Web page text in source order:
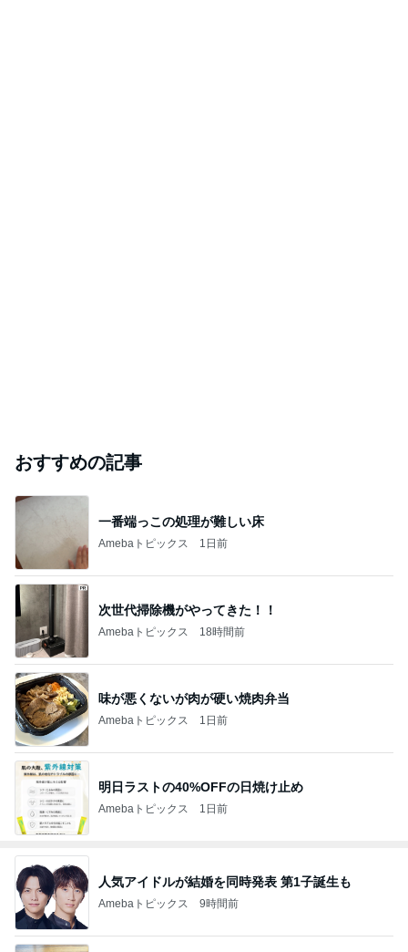
おすすめの記事
一番端っこの処理が難しい床
Amebaトピックス 1日前
次世代掃除機がやってきた！！
Amebaトピックス 18時間前
味が悪くないが肉が硬い焼肉弁当
Amebaトピックス 1日前
明日ラストの40%OFFの日焼け止め
Amebaトピックス 1日前
人気アイドルが結婚を同時発表 第1子誕生も
Amebaトピックス 9時間前